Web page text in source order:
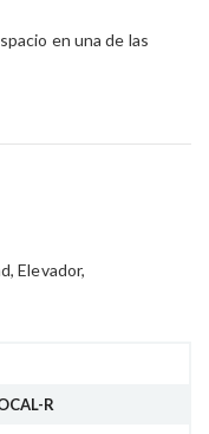
en una de las
Elevador
R